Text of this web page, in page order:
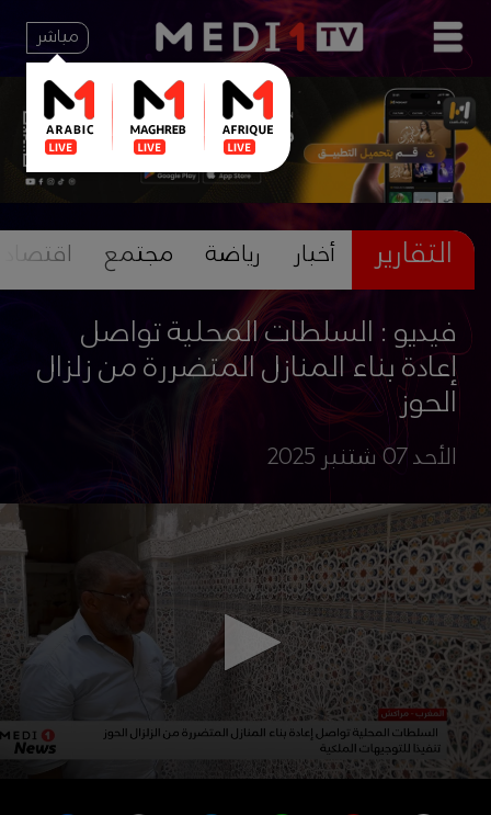
مباشر
أخبار رياضة مجتمع اقتصاد
التقارير
فيديو : السلطات المحلية تواصل
إعادة بناء المنازل المتضررة من زلزال
الحوز
الأحد 07 شتنبر 2025